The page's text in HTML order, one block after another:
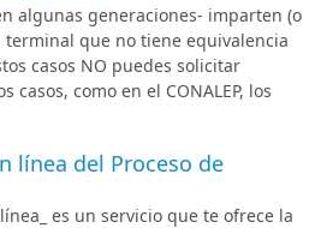
algunas generaciones- imparten (o
que no tiene equivalencia
casos NO puedes solicitar
casos, como en el CONALEP, los
línea del Proceso de
es un servicio que te ofrece la